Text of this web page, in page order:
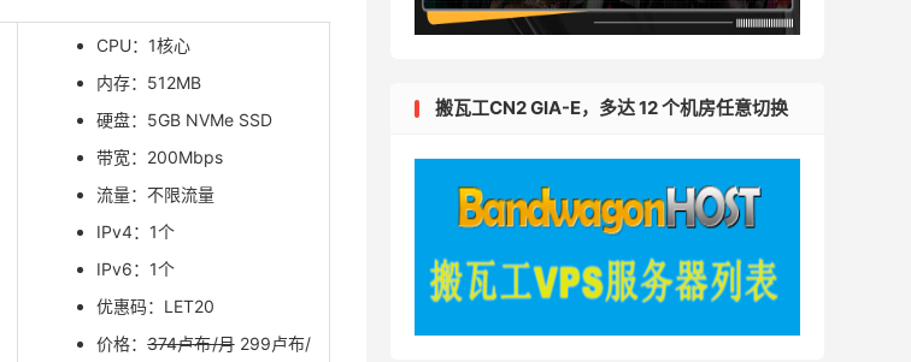
CPU：1核心
内存：512MB
硬盘：5GB NVMe SSD
带宽：200Mbps
流量：不限流量
IPv4：1个
IPv6：1个
优惠码：LET20
价格：374卢布/月299卢布/
搬瓦工CN2 GIA-E，多达 12 个机房任意切换